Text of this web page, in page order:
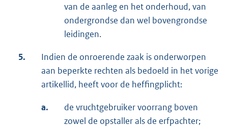
van de aanleg en het onderhoud, van
ondergrondse dan wel bovengrondse
leidingen.
5.
Indien de onroerende zaak is onderworpen
aan beperkte rechten als bedoeld in het vorige
artikellid, heeft voor de heffingplicht:
a.
de vruchtgebruiker voorrang boven
zowel de opstaller als de erfpachter;